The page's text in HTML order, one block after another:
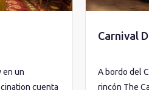
en un
cuenta
Carnival
A bordo del
rincón The